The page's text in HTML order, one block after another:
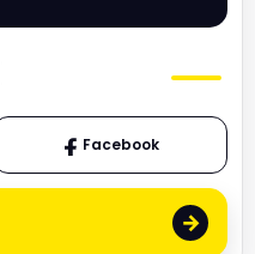
Facebook
→